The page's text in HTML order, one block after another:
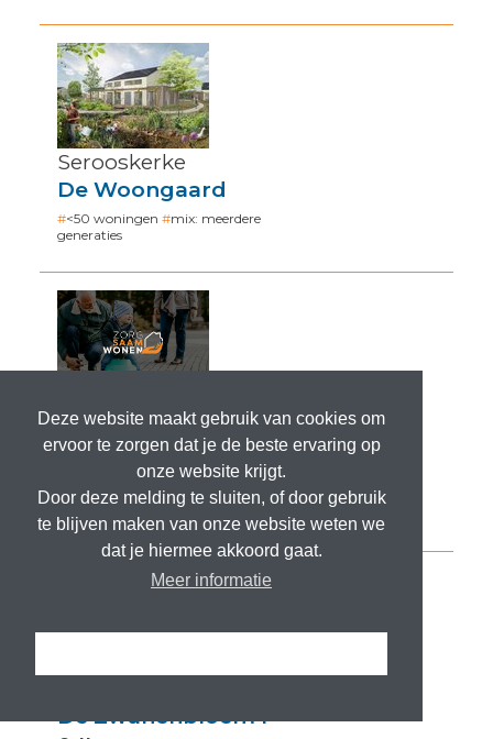
Deze website maakt gebruik van cookies om
ervoor te zorgen dat je de beste ervaring op
onze website krijgt.
Door deze melding te sluiten, of door gebruik
te blijven maken van onze website weten we
dat je hiermee akkoord gaat.
Meer informatie